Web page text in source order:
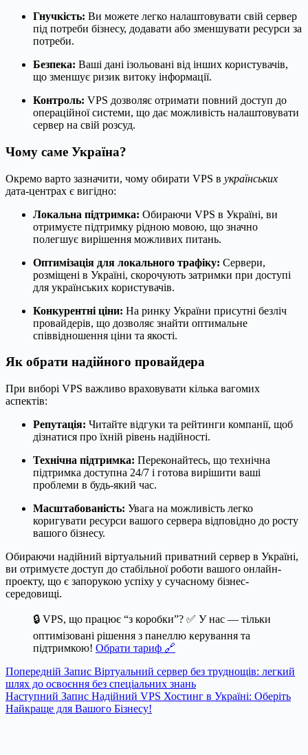
Гнучкість: Ви можете легко налаштовувати свій сервер
під потреби бізнесу, додавати або зменшувати ресурси за
потреби.
Безпека: Ваші дані ізольовані від інших користувачів,
що зменшує ризик витоку інформації.
Контроль: VPS дозволяє отримати повний доступ до
операційної системи, що дає можливість налаштовувати
сервер на свій розсуд.
Чому саме Україна?
Окремо варто зазначити, чому обирати VPS в українських
дата-центрах є вигідно:
Локальна підтримка: Обираючи VPS в Україні, ви
отримуєте підтримку рідною мовою, що значно
полегшує вирішення можливих питань.
Оптимізація для локального трафіку: Сервери,
розміщені в Україні, скорочують затримки при доступі
для українських користувачів.
Конкурентні ціни: На ринку України присутні безліч
провайдерів, що дозволяє знайти оптимальне
співвідношення ціни та якості.
Як обрати надійного провайдера
При виборі VPS важливо враховувати кілька вагомих
аспектів:
Репутація: Читайте відгуки та рейтинги компанії, щоб
дізнатися про їхній рівень надійності.
Технічна підтримка: Переконайтесь, що технічна
підтримка доступна 24/7 і готова вирішити ваші
проблеми в будь-який час.
Масштабованість: Увага на можливість легко
коригувати ресурси вашого сервера відповідно до росту
вашого бізнесу.
Обираючи надійний віртуальний приватний сервер в Україні,
ви отримуєте доступ до стабільної роботи вашого онлайн-
проекту, що є запорукою успіху у сучасному бізнес-
середовищі.
🔒 VPS, що працює “з коробки”? ✅ У нас — тільки
оптимізовані рішення з панеллю керування та
підтримкою! Обрати тариф 🔗
Попередній Запис Віртуальний сервер без труднощів: легкий
шлях до освоєння без спеціальних знань
Наступний Запис Надійний VPS Хостинг в Україні: Оберіть
Найкраще для Вашого Бізнесу!